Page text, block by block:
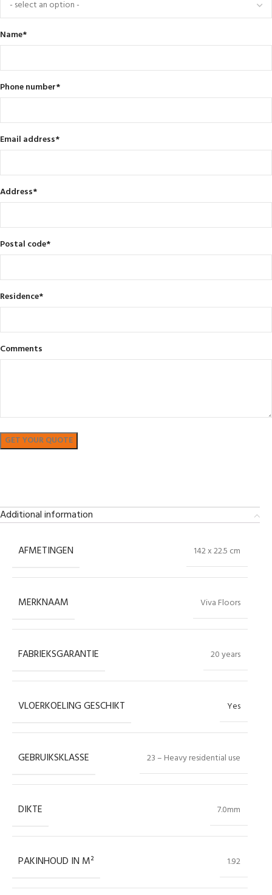
Name*
Phone number*
Email address*
Address*
Postal code*
Residence*
Comments
Additional information
AFMETINGEN 142 x 22.5 cm
MERKNAAM Viva Floors
FABRIEKSGARANTIE 20 years
VLOERKOELING GESCHIKT Yes
GEBRUIKSKLASSE 23 – Heavy residential use
DIKTE 7.0mm
PAKINHOUD IN M² 1.92